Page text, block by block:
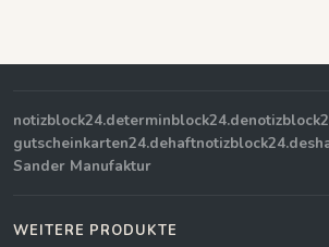
notizblock24.determinblock24.de
gutscheinkarten24.dehaftnotizblock24.de
Sander Manufaktur
WEITERE PRODUKTE